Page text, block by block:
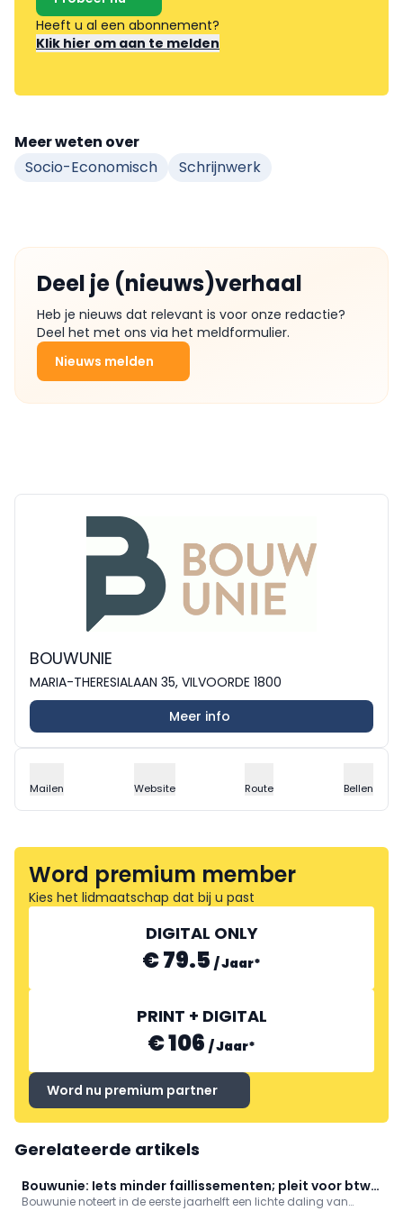
Heeft u al een abonnement?
Klik hier om aan te melden
Meer weten over
Socio-Economisch
Schrijnwerk
Deel je (nieuws)verhaal
Heb je nieuws dat relevant is voor onze redactie?
Deel het met ons via het meldformulier.
Nieuws melden
BOUWUNIE
MARIA-THERESIALAAN 35, VILVOORDE 1800
Meer info
Mailen Website Route Bellen
Word premium member
Kies het lidmaatschap dat bij u past
DIGITAL ONLY
€ 79.5 /Jaar*
PRINT + DIGITAL
€ 106 /Jaar*
Word nu premium partner
Gerelateerde artikels
Bouwunie: Iets minder faillissementen; pleit voor btw-
verlaging nieuwbouw
Bouwunie noteert in de eerste jaarhelft een lichte daling van